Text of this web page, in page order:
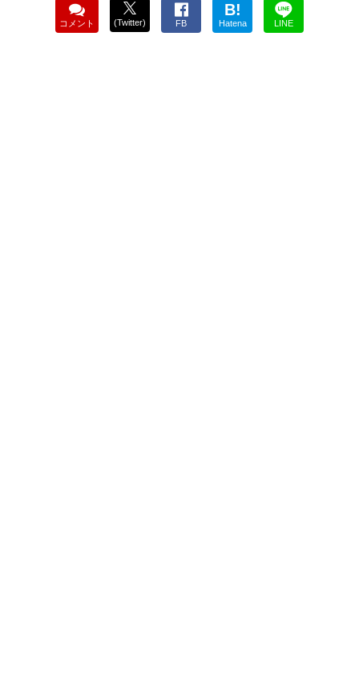
コメント (Twitter) FB
B!
Hatena LINE